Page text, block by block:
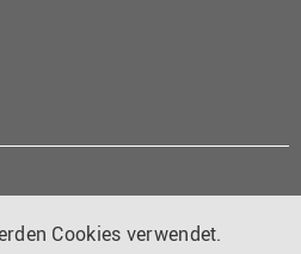
Cookies verwendet.